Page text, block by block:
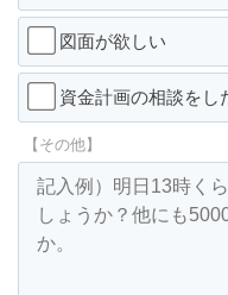
図面が欲しい
資金計画の相談をし
【その他】